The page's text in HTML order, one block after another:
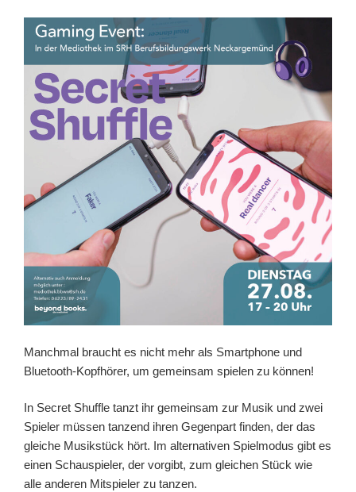
Manchmal braucht es nicht mehr als Smartphone und
Bluetooth-Kopfhörer, um gemeinsam spielen zu können!
In Secret Shuffle tanzt ihr gemeinsam zur Musik und zwei
Spieler müssen tanzend ihren Gegenpart finden, der das
gleiche Musikstück hört. Im alternativen Spielmodus gibt es
einen Schauspieler, der vorgibt, zum gleichen Stück wie
alle anderen Mitspieler zu tanzen.